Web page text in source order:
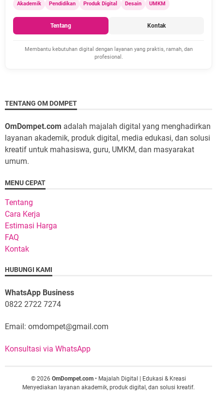
Akademik Pendidikan Produk Digital Desain UMKM
Tentang Kontak
Membantu kebutuhan digital dengan layanan yang praktis, ramah, dan
profesional.
TENTANG OM DOMPET
OmDompet.com adalah majalah digital yang menghadirkan
layanan akademik, produk digital, media edukasi, dan solusi
kreatif untuk mahasiswa, guru, UMKM, dan masyarakat
umum.
MENU CEPAT
Tentang
Cara Kerja
Estimasi Harga
FAQ
Kontak
HUBUNGI KAMI
WhatsApp Business
0822 2722 7274
Email: omdompet@gmail.com
Konsultasi via WhatsApp
© 2026 OmDompet.com • Majalah Digital | Edukasi & Kreasi
Menyediakan layanan akademik, produk digital, dan solusi kreatif.